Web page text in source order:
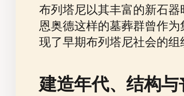
布列塔尼以其丰富的新石
恩奥德这样的墓葬群曾作
现了早期布列塔尼社会的组
建造年代、结构